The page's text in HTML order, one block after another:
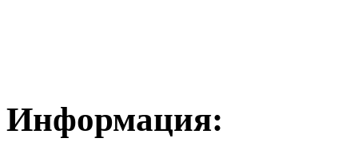
Информация: